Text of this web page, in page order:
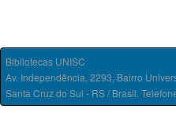
Bibliotecas UNISC
Av. Independência, 2293, Bairro
Santa Cruz do Sul - RS / Brasil.